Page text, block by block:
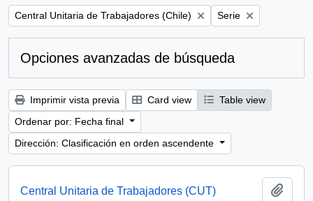
Remove filter:
Central Unitaria de Trabajadores (Chile) Remove filter:
Serie
Opciones avanzadas de búsqueda
Imprimir vista previa Card view
Table view
Ordenar por: Fecha final
Dirección: Clasificación en orden ascendente
Central Unitaria de Trabajadores (CUT)